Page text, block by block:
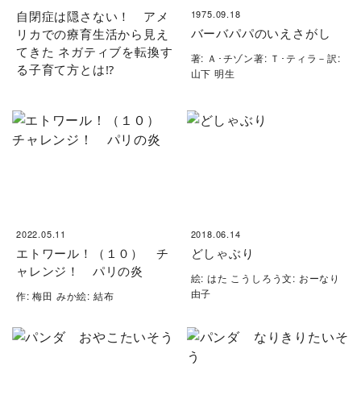
自閉症は隠さない！ アメ
リカでの療育生活から見え
てきた ネガティブを転換す
る子育て方とは⁉
1975.09.18
バーバパパのいえさがし
著: Ａ･チゾン著: Ｔ･ティラ－訳:
山下 明生
2022.05.11
エトワール！（１０） チ
ャレンジ！ パリの炎
作: 梅田 みか絵: 結布
2018.06.14
どしゃぶり
絵: はた こうしろう文: おーなり
由子